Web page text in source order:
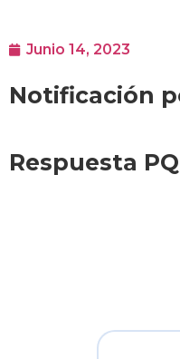
Junio 14, 2023
Notificación
Respuesta